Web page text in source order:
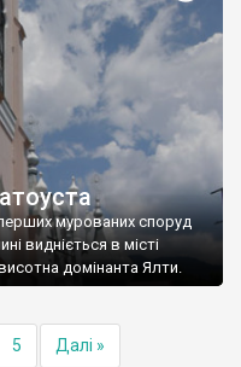
мурованих споруд
видніється в місті
домінанта Ялти.
5 Далі »